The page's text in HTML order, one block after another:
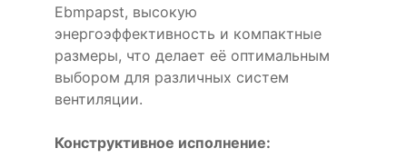
Ebmpapst, высокую
энергоэффективность и компактные
размеры, что делает её оптимальным
выбором для различных систем
вентиляции.
Конструктивное исполнение: